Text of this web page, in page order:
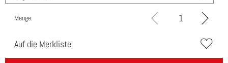
Menge:
Auf die Merkliste